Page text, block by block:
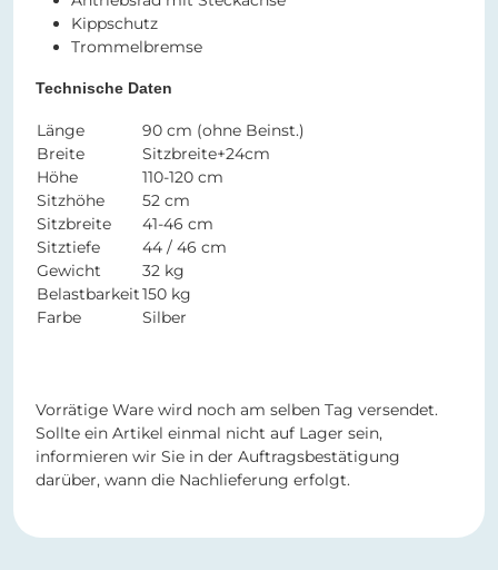
Kippschutz
Trommelbremse
Technische Daten
Länge
Breite
Höhe
Sitzhöhe
Sitzbreite
Sitztiefe
Gewicht
Belastbarkeit
Farbe
90 cm (ohne Beinst.)
Sitzbreite+24cm
110-120 cm
52 cm
41-46 cm
44 / 46 cm
32 kg
150 kg
Silber
Vorrätige Ware wird noch am selben Tag versendet.
Sollte ein Artikel einmal nicht auf Lager sein,
informieren wir Sie in der Auftragsbestätigung
darüber, wann die Nachlieferung erfolgt.